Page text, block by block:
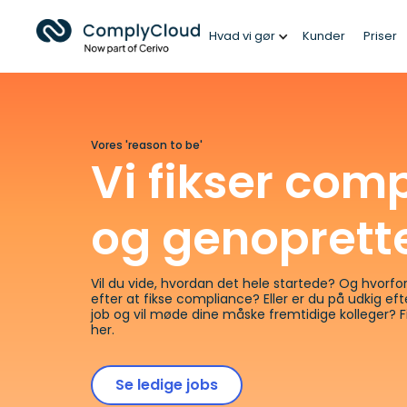
Hvad vi gør Kunder Priser
Vores 'reason to be'
Vi fikser
og
Vil du vide, hvordan det hele startede? Og
efter at fikse compliance? Eller er du på udkig
job og vil møde dine måske fremtidige kolleger?
her.
Se ledige jobs